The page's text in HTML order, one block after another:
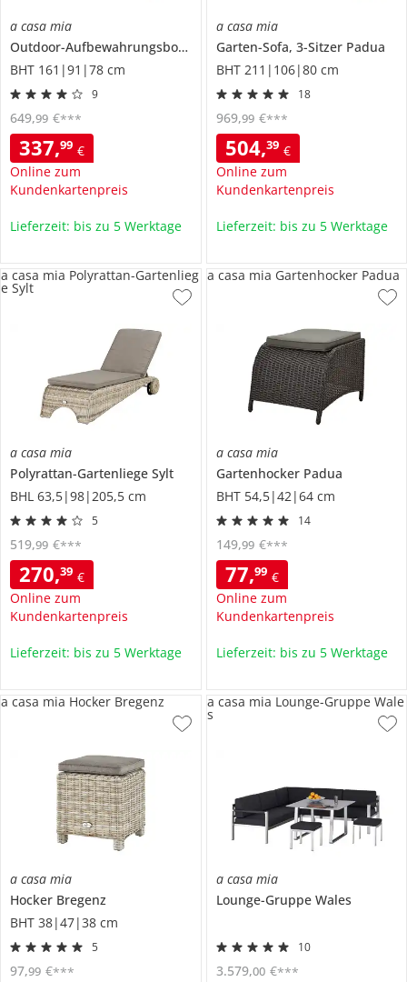
a casa mia
Outdoor-Aufbewahrungsbox
BHT 161|91|78 cm
9
337,99 €
Online zum
Kundenkartenpreis
649,99 €***
Lieferzeit: bis zu 5 Werktage
a casa mia
Garten-Sofa, 3-Sitzer Padua
BHT 211|106|80 cm
18
504,39 €
Online zum
Kundenkartenpreis
969,99 €***
Lieferzeit: bis zu 5 Werktage
a casa mia
Polyrattan-Gartenliege Sylt
BHL 63,5|98|205,5 cm
5
270,39 €
Online zum
Kundenkartenpreis
519,99 €***
a casa mia Polyrattan-Gartenlieg
e Sylt
Lieferzeit: bis zu 5 Werktage
a casa mia
Gartenhocker Padua
BHT 54,5|42|64 cm
14
77,99 €
Online zum
Kundenkartenpreis
149,99 €***
a casa mia Gartenhocker Padua
Lieferzeit: bis zu 5 Werktage
a casa mia
Hocker Bregenz
BHT 38|47|38 cm
5
97,99 €***
a casa mia Hocker Bregenz
a casa mia
Lounge-Gruppe Wales
10
3.579,00 €***
a casa mia Lounge-Gruppe Wale
s